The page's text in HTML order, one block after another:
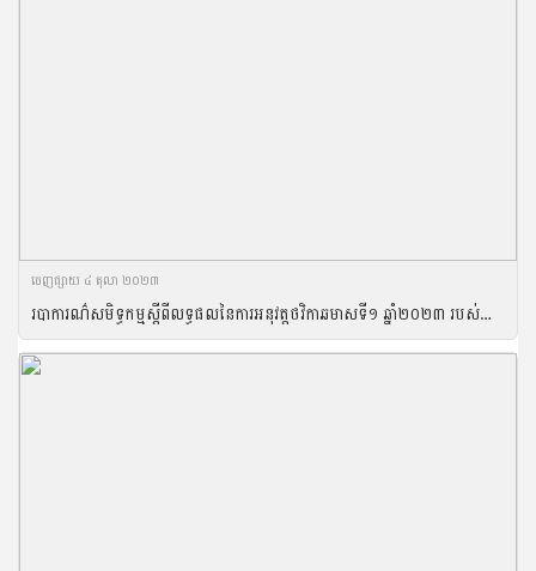
ចេញ​ផ្សាយ​ ៤ តុលា ២០២៣
របាការណ៌សមិទ្ធកម្ម​ស្តីពីលទ្ធផលនៃការអនុវត្តថវិកាឆមាសទី១ ឆ្នាំ២០២៣ របស់ក្រសួងកសិកម្ម រុក្ខាប្រមាញ់ និងនេសាទ